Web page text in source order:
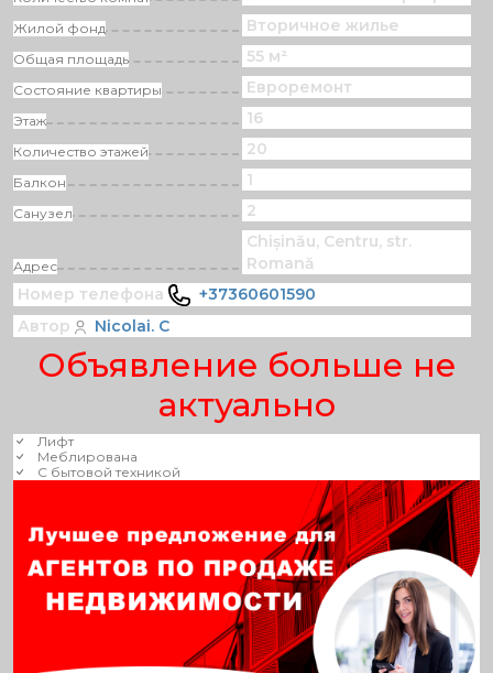
Жилой фонд Вторичное жилье
Общая площадь 55 м²
Состояние квартиры Eвроремонт
Этаж 16
Количество этажей 20
Балкон 1
Санузел 2
Адрес
Chișinău, Centru, str.
Romană
Номер телефона
+37360601590
Автор
Nicolai. C
Объявление больше не
актуально
Лифт
Меблирована
С бытовой техникой